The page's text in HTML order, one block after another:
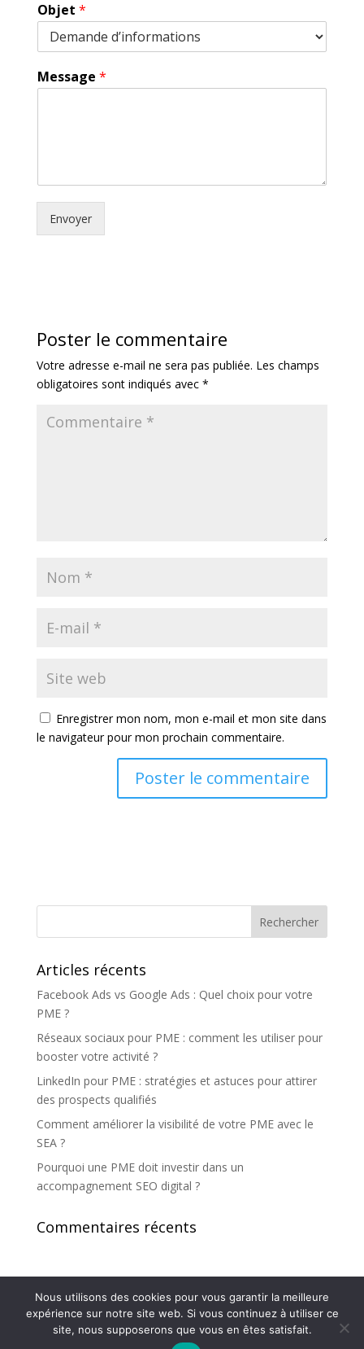
Objet *
Message *
Envoyer
Poster le commentaire
Votre adresse e-mail ne sera pas publiée. Les champs
obligatoires sont indiqués avec *
Enregistrer mon nom, mon e-mail et mon site dans
le navigateur pour mon prochain commentaire.
Articles récents
Facebook Ads vs Google Ads : Quel choix pour votre
PME ?
Réseaux sociaux pour PME : comment les utiliser pour
booster votre activité ?
LinkedIn pour PME : stratégies et astuces pour attirer
des prospects qualifiés
Comment améliorer la visibilité de votre PME avec le
SEA ?
Pourquoi une PME doit investir dans un
accompagnement SEO digital ?
Commentaires récents
Design deElegant Themes| Propulsé par
Nous utilisons des cookies pour vous garantir la meilleure
expérience sur notre site web. Si vous continuez à utiliser ce
site, nous supposerons que vous en êtes satisfait.